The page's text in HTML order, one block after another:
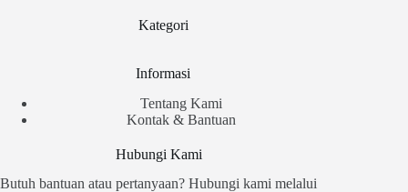
Kategori
Informasi
Tentang Kami
Kontak & Bantuan
Hubungi Kami
Butuh bantuan atau pertanyaan? Hubungi kami melalui